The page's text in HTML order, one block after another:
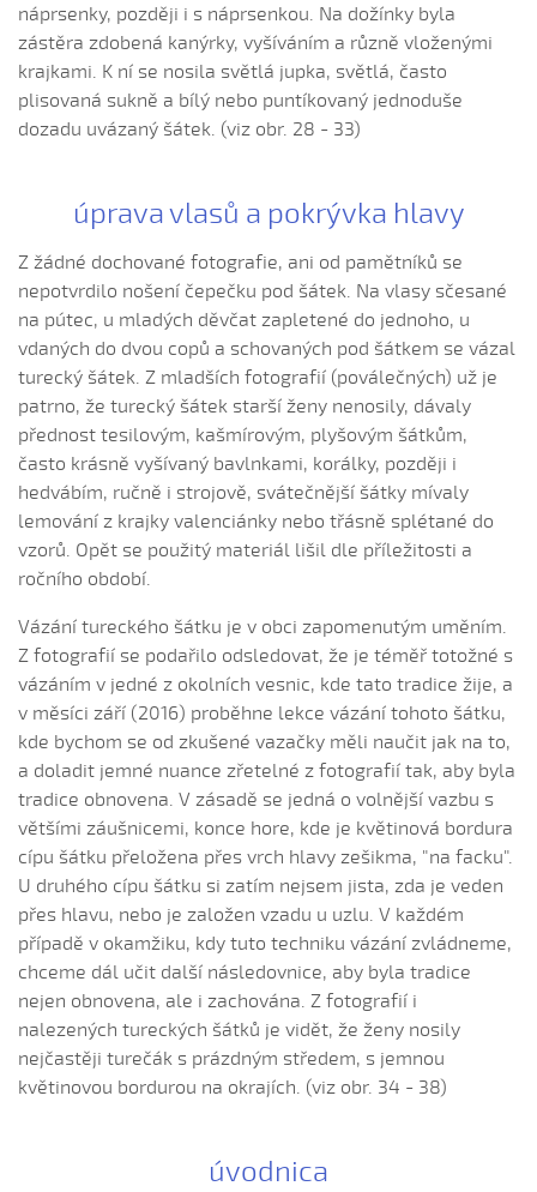
Počkajte, pacholíci (Daniel Bruštík, 2009)
Pod horú jatelinka
Pod horú jatelinka (Jana Matějíčková, 2009)
Pod horú jatelinka (Klára Horalíková, 2008)
Pod Javorinú v zeleném bořu
Pod našima oknama
Polešovští úřadové
Povidajú ludé
Prečo ste ma zverbovali...
Prečo ste mňa zverbovali...
Pred námi je zahrádečka...
Před naším je bílá růža (Gabriela Krchňáčková, 2014)
Před naším je bílá růža (Janíková Iveta, 2007)
Před naším je bílá růža (Natálie Vaculová, 2008)
Před naším je bílá růža (Žaneta Vystrčilová, 2009)
Přes ty vinohrady...
Pri Dunajku, pri tej vodze...
Prídi, šohajko, ráno k nám (Klára Hloušková, 2008)
Proč, kalino, neprokvétáš...
Proč kalino v struze
Pýtal sa svéj miléj chlapec (Kateřina Šmídová, 2010)
Pýtala sa kočka kočky (Helena Šťastná, 2006)
Robila sem u murárú (Klaudie Čaňová, 2006)
Robila sem u murárú (Ludmila Slunečková, 2010)
Sadila, sadila
Sadilo dívča leluju (Kristýna Malá, 2006)
Seče šohaj...
Seďél vrabec na kostele (Štěpán Šnajdar, 2004)
Sedělo dívča
Sedí vrabec na kostele
náprsenky, později i s náprsenkou. Na dožínky byla
zástěra zdobená kanýrky, vyšíváním a různě vloženými
krajkami. K ní se nosila světlá jupka, světlá, často
plisovaná sukně a bílý nebo puntíkovaný jednoduše
dozadu uvázaný šátek. (viz obr. 28 - 33)
úprava vlasů a pokrývka hlavy
Z žádné dochované fotografie, ani od pamětníků se
nepotvrdilo nošení čepečku pod šátek. Na vlasy sčesané
na pútec, u mladých děvčat zapletené do jednoho, u
vdaných do dvou copů a schovaných pod šátkem se vázal
turecký šátek. Z mladších fotografií (poválečných) už je
patrno, že turecký šátek starší ženy nenosily, dávaly
přednost tesilovým, kašmírovým, plyšovým šátkům,
často krásně vyšívaný bavlnkami, korálky, později i
hedvábím, ručně i strojově, svátečnější šátky mívaly
lemování z krajky valenciánky nebo třásně splétané do
vzorů. Opět se použitý materiál lišil dle příležitosti a
ročního období.
Vázání tureckého šátku je v obci zapomenutým uměním.
Z fotografií se podařilo odsledovat, že je téměř totožné s
vázáním v jedné z okolních vesnic, kde tato tradice žije, a
v měsíci září (2016) proběhne lekce vázání tohoto šátku,
kde bychom se od zkušené vazačky měli naučit jak na to,
a doladit jemné nuance zřetelné z fotografií tak, aby byla
tradice obnovena. V zásadě se jedná o volnější vazbu s
většími záušnicemi, konce hore, kde je květinová bordura
cípu šátku přeložena přes vrch hlavy zešikma, "na facku".
U druhého cípu šátku si zatím nejsem jista, zda je veden
přes hlavu, nebo je založen vzadu u uzlu. V každém
případě v okamžiku, kdy tuto techniku vázání zvládneme,
chceme dál učit další následovnice, aby byla tradice
nejen obnovena, ale i zachována. Z fotografií i
nalezených tureckých šátků je vidět, že ženy nosily
nejčastěji turečák s prázdným středem, s jemnou
květinovou bordurou na okrajích. (viz obr. 34 - 38)
úvodnica